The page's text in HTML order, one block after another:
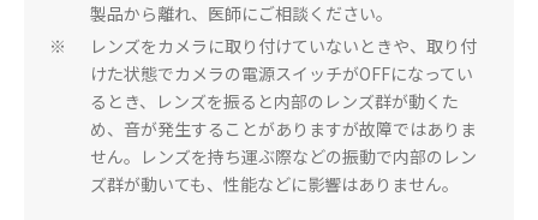
製品から離れ、医師にご相談ください。
※
レンズをカメラに取り付けていないときや、取り付
けた状態でカメラの電源スイッチがOFFになってい
るとき、レンズを振ると内部のレンズ群が動くた
め、音が発生することがありますが故障ではありま
せん。レンズを持ち運ぶ際などの振動で内部のレン
ズ群が動いても、性能などに影響はありません。